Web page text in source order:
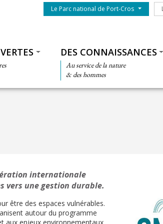
Menu du parc
Le Parc national de Port-Cros
DES CONNAISSANCES
Au service de la nature
& des hommes
internationale
vers une gestion durable.
être des espaces vulnérables.
autour du programme